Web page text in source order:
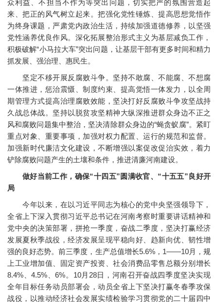
众利益、不担当不作为等突出问题，切实把严的氛围营造起
来、把正的风气树立起来。把强化党性锤炼、提高思想觉悟作
为终身课题，严肃党内政治生活，持续加强道德修养，以坚强
党性涵养优良作风。深化拓展整治形式主义为基层减负工作，
积极破解“小马拉大车”突出问题，让基层干部有更多时间和精力
抓发展、强治理、惠民生。
坚定不移开展反腐败斗争。坚持不敢腐、不能腐、不想腐
一体推进，惩治震慑、制度约束、提高觉悟一体发力，以全周
期管理方式提高治理腐败效能，坚决打好反腐败斗争攻坚战持
久战总体战。坚持以脱贫攻坚精神大纵深推进群众身边不正之
风和腐败问题集中整治，坚决清除群众身边的“蝇贪蚁腐”。紧盯
重点对象、重要事项，加强对权力配置、运行的规范和监督。
加强新时代廉洁文化建设，不断增强以案促改促治实效，着力
铲除腐败问题产生的土壤和条件，推进清廉河南建设。
做好当前工作，确保“十四五”圆满收官、“十五五”良好开
局
今年以来，在以习近平同志为核心的党中央坚强领导下，
全省上下深入贯彻习近平总书记在河南考察时重要讲话精神和
党中央的决策部署，拼抢一季度，奋战二季度，坚决打赢经济
发展夏秋季战役，经济发展呈现平稳向好、趋新向优、韧性增
强的良好态势。前三季度，生产总值增长5.6%，1——10月，规
上工业增加值、固定资产投资、社会消费品零售总额分别增长
8.4%、4.5%、6%。10月28日，河南召开奋战四季度坚决实现
全年目标任务动员部署会，动员全省上下坚决打赢冬春季攻保
战役，以推动经济社会发展实绩检验学习贯彻党的二十届四中